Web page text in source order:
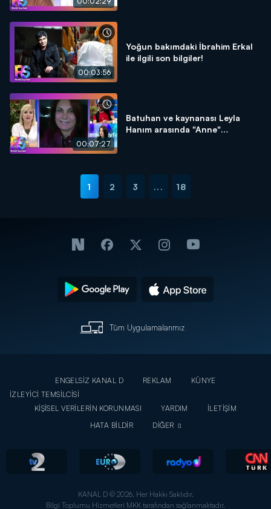
00:03:56
Yoğun bakımdaki İbrahim Erkal
ile ilgili son bilgiler!
00:07:27
Batuhan ve kaynanası Leyla
Hanım arasında "Anne"
1 2 3 ... 18
Tüm Uygulamalarımız
ENGELSİZ KANAL D REKLAM
KÜNYE
İZLEYİCİ TEMSİLCİSİ
KİŞİSEL VERİLERİN KORUNMASI
YARDIM
İLETİŞİM
HATA BİLDİR
DİĞER
KANAL D © 2026. Her Hakkı Saklıdır.
Bilgi Toplumu Hizmetleri MKK tarafından sağlanmaktadır.